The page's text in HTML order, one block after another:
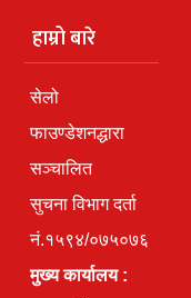
हाम्रो बारे
सेलो
फाउण्डेशनद्धारा
सञ्चालित
सुचना विभाग दर्ता
नं.१५९४/०७५०७६
मुख्य कार्यालय :